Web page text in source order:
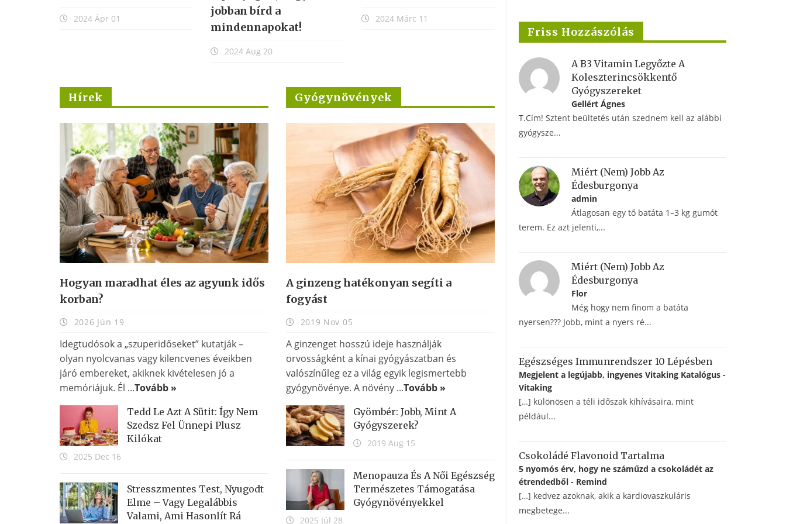
jobban bírd a
mindennapokat!
2023 Aug 23
Hírek
Hogyan maradhat éles az agyunk idős
korban?
2026 Jún 19
Idegtudósok a „szuperidőseket” kutatják –
olyan nyolcvanas vagy kilencvenes éveikben
járó embereket, akiknek kivételesen jó a
memóriájuk. Él ...Tovább »
Tedd Le Azt A Sütit: Így Nem
Szedsz Fel Ünnepi Plusz
Kilókat
2025 Dec 16
Stresszmentes Test, Nyugodt
Elme – Vagy Legalábbis
Valami, Ami Hasonlít Rá
Gyógynövények
A ginzeng hatékonyan segíti a
fogyást
2019 Nov 05
A ginzenget hosszú ideje használják
orvosságként a kínai gyógyászatban és
valószínűleg ez a világ egyik legismertebb
gyógynövénye. A növény ...Tovább »
Gyömbér: Jobb, Mint A
Gyógyszerek?
2019 Aug 15
Menopauza És A Női Egészség
Természetes Támogatása
Gyógynövényekkel
2025 Júl 28
Friss Hozzászólás
A B3 Vitamin Legyőzte A
Koleszterincsökkentő
Gyógyszereket
Gellért Ágnes
T.Cím! Sztent beültetés után szednem kell az alábbi
gyógysze...
Miért (nem) Jobb Az
Édesburgonya
admin
Átlagosan egy tő batáta 1–3 kg gumót
terem. Ez azt jelenti,...
Miért (nem) Jobb Az
Édesburgonya
Flor
Még hogy nem finom a batáta
nyersen??? Jobb, mint a nyers ré...
Egészséges Immunrendszer 10 Lépésben
Megjelent a legújabb, ingyenes Vitaking Katalógus -
Vitaking
[…] különösen a téli időszak kihívásaira, mint
például...
Csokoládé Flavonoid Tartalma
5 nyomós érv, hogy ne száműzd a csokoládét az
étrendedből - Remind
[…] kedvez azoknak, akik a kardiovaszkuláris
megbetege...